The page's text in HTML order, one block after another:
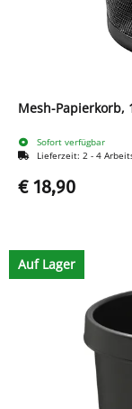
Mesh-Papierkorb,
Sofort verfügbar
Lieferzeit: 2 - 4
€ 18,90
Auf Lager